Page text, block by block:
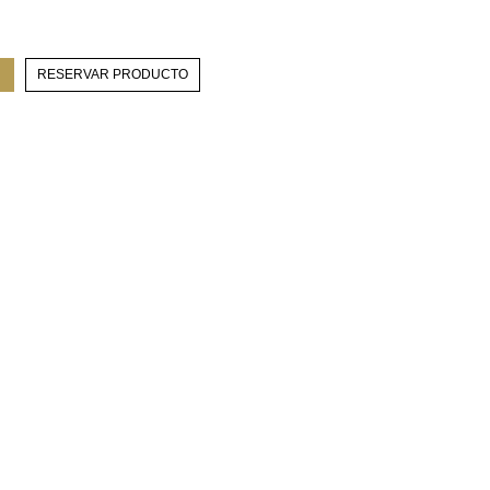
RESERVAR PRODUCTO